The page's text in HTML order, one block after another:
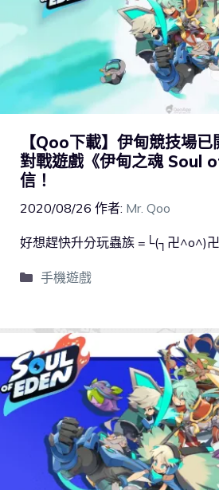
【Qoo下載】伊甸競技場
對戰遊戲《伊甸之魂 Soul
信！
2020/08/26 作者: Mr. Qoo
好想趕快升分玩蟲族 =└(┐卍^o^)卍
手機遊戲